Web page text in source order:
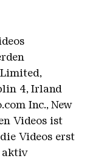
4, Irland
Inc., New
Videos ist
Videos erst
aktiv